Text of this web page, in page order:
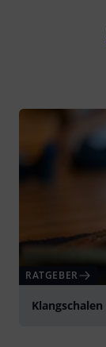
RATGEBER
Klangschalen